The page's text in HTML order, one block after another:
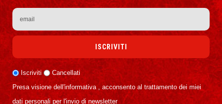
Iscriviti
Cancellati
Presa visione dell'informativa , acconsento al trattamento dei miei
dati personali per l'invio di newsletter